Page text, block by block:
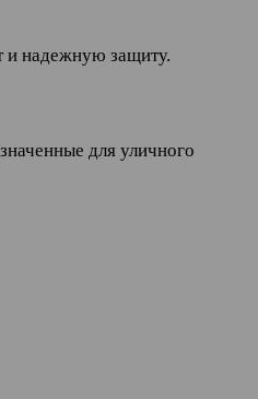
и надежную защиту.
для уличного